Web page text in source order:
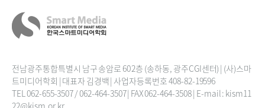
전남광주통합특별시 남구 송암로 60 2층 (송하동, 광주CGI센터) | (사)스마
트미디어학회 | 대표자 김경백 | 사업자등록번호 408-82-19596
TEL 062-655-3507 / 062-464-3507 | FAX 062-464-3508 | E-mail : kism11
22@kism.or.kr